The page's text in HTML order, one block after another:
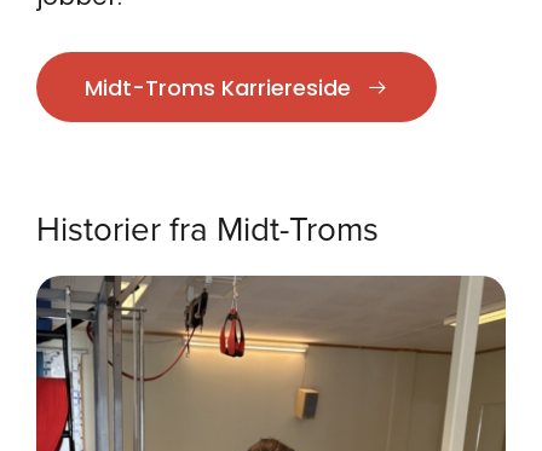
Midt-Troms Karriereside
Historier fra Midt-Troms